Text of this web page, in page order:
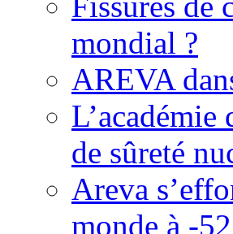
mondial ?
AREVA
de sûreté
Areva
monde à -